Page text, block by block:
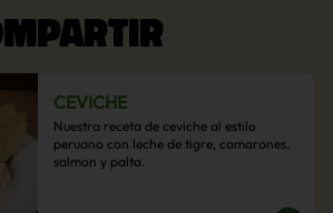
CEVICHE
Nuestra receta de ceviche al estilo
peruano con leche de tigre, camarones,
salmon y palta.